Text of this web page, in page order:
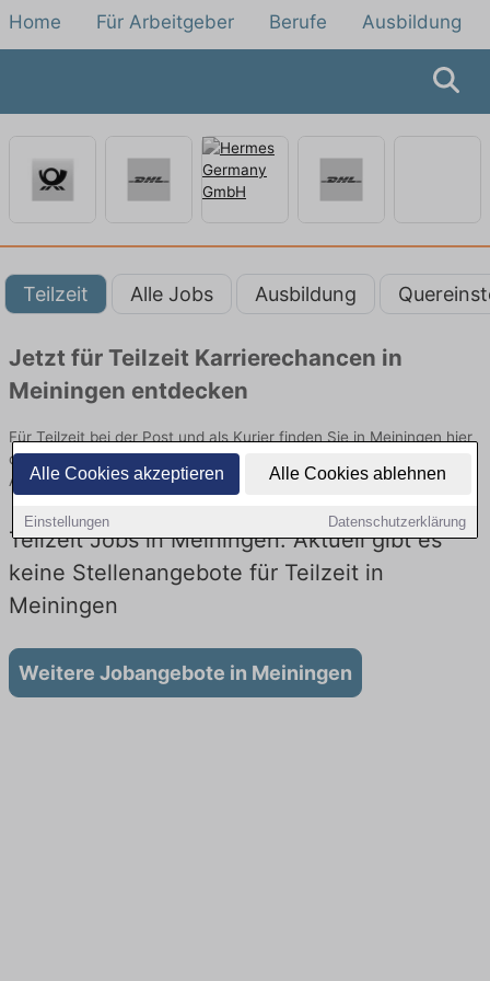
Alle Cookies akzeptieren Alle Cookies ablehnen
Einstellungen Datenschutzerklärung
Home Für Arbeitgeber Berufe Ausbildung
Teilzeit Alle Jobs Ausbildung
Jetzt für Teilzeit Karrierechancen in
Meiningen entdecken
Für Teilzeit bei der Post und als Kurier finden Sie in Meiningen hier
die aktuellsten Angebote. Entdecken Sie freie Optionen von Top-
Arbeitgebern und bewerben Sie sich noch heute.
Teilzeit Jobs in Meiningen: Aktuell gibt es
keine Stellenangebote für Teilzeit in
Meiningen
Weitere Jobangebote in Meiningen